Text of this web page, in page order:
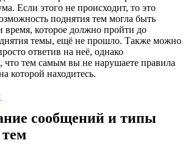
Если этого не происходит, то это
поднятия тем могла быть
время, которое должно пройти до
темы, ещё не прошло. Также можно
ответив на неё, однако
что тем самым вы не нарушаете правила
которой находитесь.
сообщений и типы